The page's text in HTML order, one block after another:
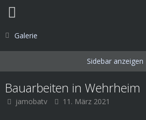
Galerie
Bauarbeiten in Wehrheim
jamobatv 11. März 2021